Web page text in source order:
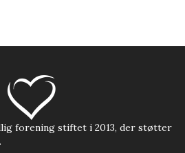
forening stiftet i 2013, der støtter